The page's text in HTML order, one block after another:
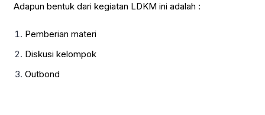
Adapun bentuk dari kegiatan LDKM ini adalah :
Pemberian materi
Diskusi kelompok
Outbond